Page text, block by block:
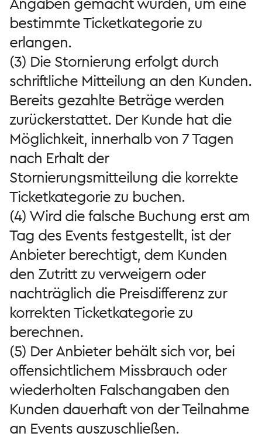
bestimmte Ticketkategorie zu
erlangen.
(3) Die Stornierung erfolgt durch
schriftliche Mitteilung an den Kunden.
Bereits gezahlte Beträge werden
zurückerstattet. Der Kunde hat die
Möglichkeit, innerhalb von 7 Tagen
nach Erhalt der
Stornierungsmitteilung die korrekte
Ticketkategorie zu buchen.
(4) Wird die falsche Buchung erst am
Tag des Events festgestellt, ist der
Anbieter berechtigt, dem Kunden
den Zutritt zu verweigern oder
nachträglich die Preisdifferenz zur
korrekten Ticketkategorie zu
berechnen.
(5) Der Anbieter behält sich vor, bei
offensichtlichem Missbrauch oder
wiederholten Falschangaben den
Kunden dauerhaft von der Teilnahme
an Events auszuschließen.